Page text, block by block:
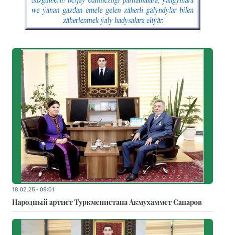
18.02.25 - 09:01
Народный артист Туркменистана Акмухаммет Сапаров